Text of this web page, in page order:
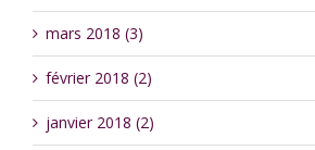
mars 2018 (3)
février 2018 (2)
janvier 2018 (2)